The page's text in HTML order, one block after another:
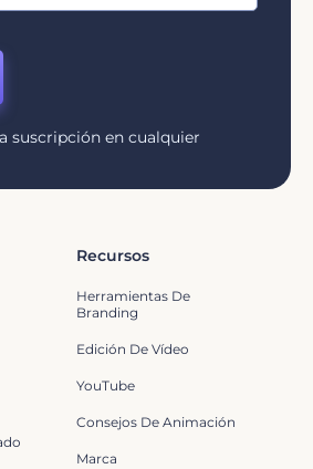
suscripción en cualquier
Recursos
Herramientas De
Branding
Edición De Vídeo
YouTube
Consejos De Animación
Marca